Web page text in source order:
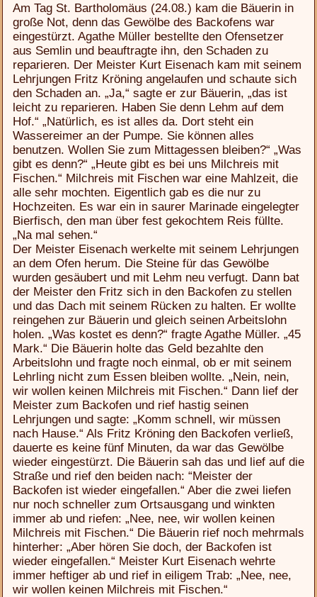
Am Tag St. Bartholomäus (24.08.) kam die Bäuerin in
große Not, denn das Gewölbe des Backofens war
eingestürzt. Agathe Müller bestellte den Ofensetzer
aus Semlin und beauftragte ihn, den Schaden zu
reparieren. Der Meister Kurt Eisenach kam mit seinem
Lehrjungen Fritz Kröning angelaufen und schaute sich
den Schaden an. „Ja,“ sagte er zur Bäuerin, „das ist
leicht zu reparieren. Haben Sie denn Lehm auf dem
Hof.“ „Natürlich, es ist alles da. Dort steht ein
Wassereimer an der Pumpe. Sie können alles
benutzen. Wollen Sie zum Mittagessen bleiben?“ „Was
gibt es denn?“ „Heute gibt es bei uns Milchreis mit
Fischen.“ Milchreis mit Fischen war eine Mahlzeit, die
alle sehr mochten. Eigentlich gab es die nur zu
Hochzeiten. Es war ein in saurer Marinade eingelegter
Bierfisch, den man über fest gekochtem Reis füllte.
„Na mal sehen.“
Der Meister Eisenach werkelte mit seinem Lehrjungen
an dem Ofen herum. Die Steine für das Gewölbe
wurden gesäubert und mit Lehm neu verfugt. Dann bat
der Meister den Fritz sich in den Backofen zu stellen
und das Dach mit seinem Rücken zu halten. Er wollte
reingehen zur Bäuerin und gleich seinen Arbeitslohn
holen. „Was kostet es denn?“ fragte Agathe Müller. „45
Mark.“ Die Bäuerin holte das Geld bezahlte den
Arbeitslohn und fragte noch einmal, ob er mit seinem
Lehrling nicht zum Essen bleiben wollte. „Nein, nein,
wir wollen keinen Milchreis mit Fischen.“ Dann lief der
Meister zum Backofen und rief hastig seinen
Lehrjungen und sagte: „Komm schnell, wir müssen
nach Hause.“ Als Fritz Kröning den Backofen verließ,
dauerte es keine fünf Minuten, da war das Gewölbe
wieder eingestürzt. Die Bäuerin sah das und lief auf die
Straße und rief den beiden nach: “Meister der
Backofen ist wieder eingefallen.“ Aber die zwei liefen
nur noch schneller zum Ortsausgang und winkten
immer ab und riefen: „Nee, nee, wir wollen keinen
Milchreis mit Fischen.“ Die Bäuerin rief noch mehrmals
hinterher: „Aber hören Sie doch, der Backofen ist
wieder eingefallen.“ Meister Kurt Eisenach wehrte
immer heftiger ab und rief in eiligem Trab: „Nee, nee,
wir wollen keinen Milchreis mit Fischen.“